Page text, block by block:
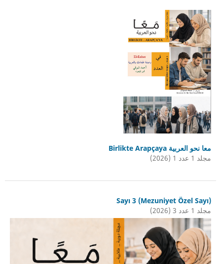
معا نحو العربية Birlikte Arapçaya
مجلد 1 عدد 1 (2026)
Sayı 3 (Mezuniyet Özel Sayı)
مجلد 1 عدد 3 (2026)